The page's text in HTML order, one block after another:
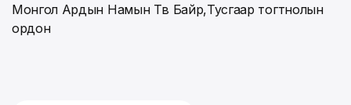
Монгол Ардын Намын Төв Байр,Тусгаар тогтнолын
ордон